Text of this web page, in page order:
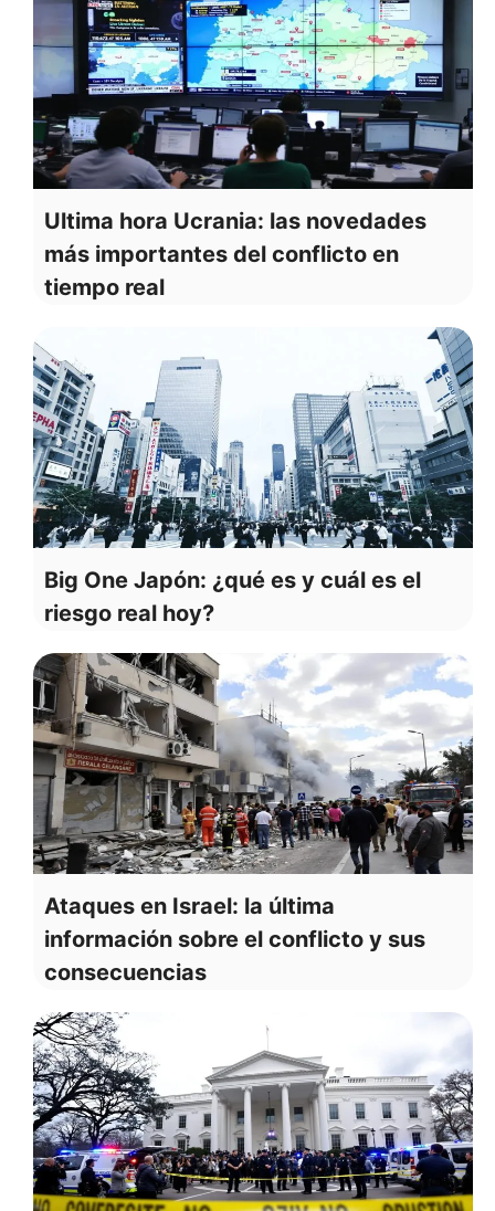
Ultima hora Ucrania: las novedades
más importantes del conflicto en
tiempo real
Big One Japón: ¿qué es y cuál es el
riesgo real hoy?
Ataques en Israel: la última
información sobre el conflicto y sus
consecuencias